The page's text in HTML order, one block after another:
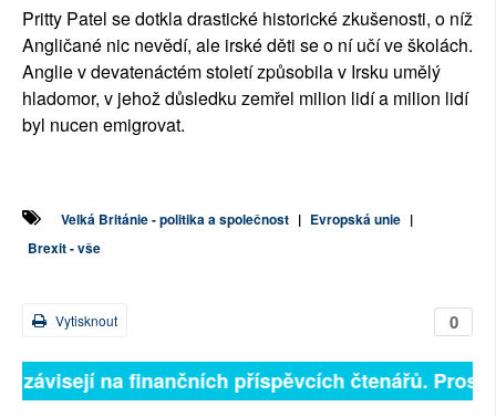
Pritty Patel se dotkla drastické historické zkušenosti, o níž
Angličané nic nevědí, ale irské děti se o ní učí ve školách.
Anglie v devatenáctém století způsobila v Irsku umělý
hladomor, v jehož důsledku zemřel milion lidí a milion lidí
byl nucen emigrovat.
Velká Británie - politika a společnost | Evropská unie |
Brexit - vše
0
Vytisknout
závisejí na finančních příspěvcích čtenářů.